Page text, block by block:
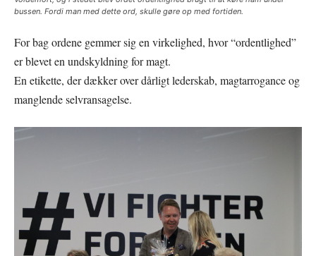
bussen. Fordi man med dette ord, skulle gøre op med fortiden.
For bag ordene gemmer sig en virkelighed, hvor “ordentlighed”
er blevet en undskyldning for magt.
En etikette, der dækker over dårligt lederskab, magtarrogance og
manglende selvransagelse.